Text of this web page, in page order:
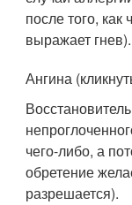
после того, как
выражает гнев).
Ангина
чего-либо, а
обретение
разрешается).